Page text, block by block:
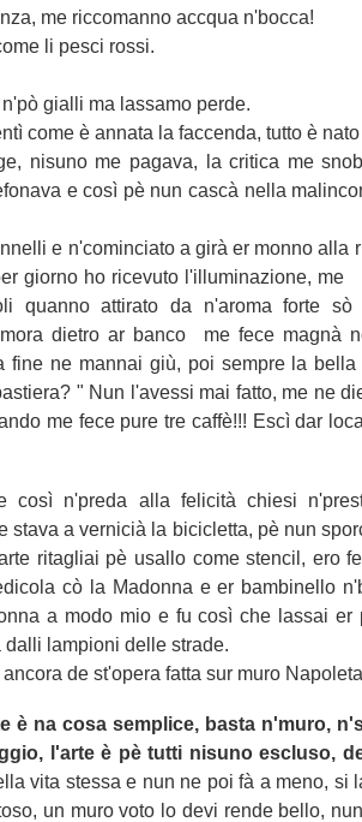
me riccomanno accqua n'bocca!
li pesci rossi.
gialli ma lassamo perde.
come è annata la faccenda, tutto è
nisuno me pagava, la critica
e così pè nun cascà nella
e n'cominciato a girà er monno
giorno ho ricevuto l'illuminazione,
quanno attirato da n'aroma forte sò
dietro ar banco me fece magnà
fine ne mannai giù, poi sempre la
" Nun l'avessi mai fatto, me ne
me fece pure tre caffè!!! Escì dar
così n'preda alla felicità chiesi
stava a vernicià la bicicletta, pè nun
ritagliai pè usallo come stencil, ero
cò la Madonna e er bambinello
a modo mio e fu così che lassai er
lampioni delle strade.
de st'opera fatta sur muro
è na cosa semplice, basta n'muro,
l'arte è pè tutti nisuno escluso,
vita stessa e nun ne poi fà a meno, si
un muro voto lo devi rende bello,